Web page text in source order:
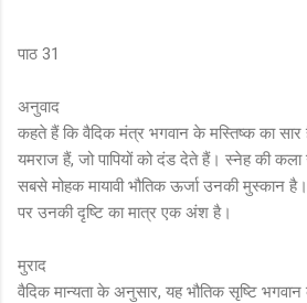
पाठ 31
अनुवाद
कहते हैं कि वैदिक मंत्र भगवान के मस्तिष्क का
यमराज हैं, जो पापियों को दंड देते हैं। स्नेह की
सबसे मोहक मायावी भौतिक ऊर्जा उनकी मुस्कान
पर उनकी दृष्टि का मात्र एक अंश है।
मुराद
वैदिक मान्यता के अनुसार, यह भौतिक सृष्टि भगवान